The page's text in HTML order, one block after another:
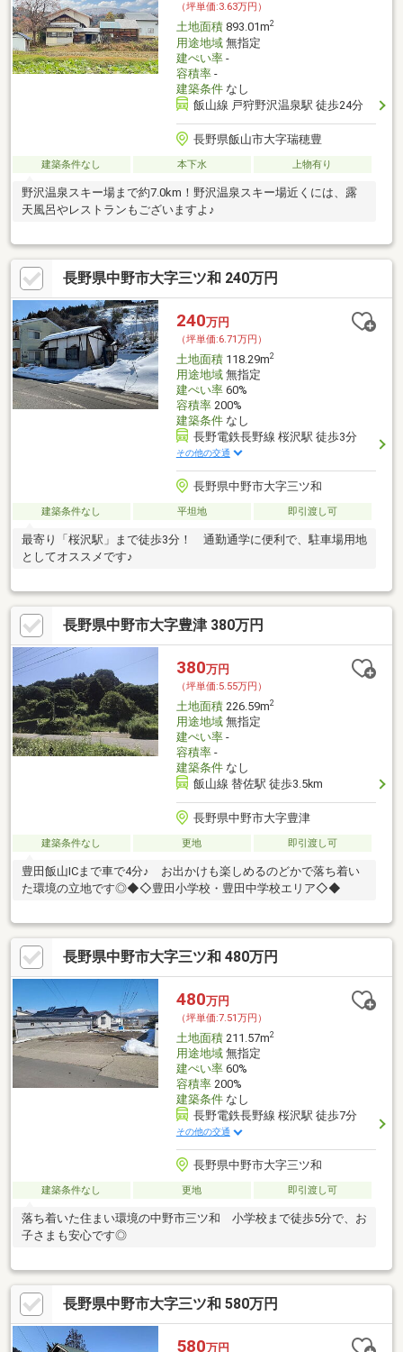
（坪単価:3.63万円）
土地面積893.01m2
用途地域無指定
建ぺい率-
容積率-
建築条件なし
飯山線 戸狩野沢温泉駅 徒歩24分
長野県飯山市大字瑞穂豊
建築条件なし 本下水 上物有り
野沢温泉スキー場まで約7.0km！野沢温泉スキー場近くには、露
天風呂やレストランもございますよ♪
長野県中野市大字三ツ和 240万円
240万円
（坪単価:6.71万円）
土地面積118.29m2
用途地域無指定
建ぺい率60%
容積率200%
建築条件なし
長野電鉄長野線 桜沢駅 徒歩3分
その他の交通
長野県中野市大字三ツ和
建築条件なし 平坦地 即引渡し可
最寄り「桜沢駅」まで徒歩3分！ 通勤通学に便利で、駐車場用地
としてオススメです♪
長野県中野市大字豊津 380万円
380万円
（坪単価:5.55万円）
土地面積226.59m2
用途地域無指定
建ぺい率-
容積率-
建築条件なし
飯山線 替佐駅 徒歩3.5km
長野県中野市大字豊津
建築条件なし 更地 即引渡し可
豊田飯山ICまで車で4分♪ お出かけも楽しめるのどかで落ち着い
た環境の立地です◎◆◇豊田小学校・豊田中学校エリア◇◆
長野県中野市大字三ツ和 480万円
480万円
（坪単価:7.51万円）
土地面積211.57m2
用途地域無指定
建ぺい率60%
容積率200%
建築条件なし
長野電鉄長野線 桜沢駅 徒歩7分
その他の交通
長野県中野市大字三ツ和
建築条件なし 更地 即引渡し可
落ち着いた住まい環境の中野市三ツ和 小学校まで徒歩5分で、お
子さまも安心です◎
長野県中野市大字三ツ和 580万円
580万円